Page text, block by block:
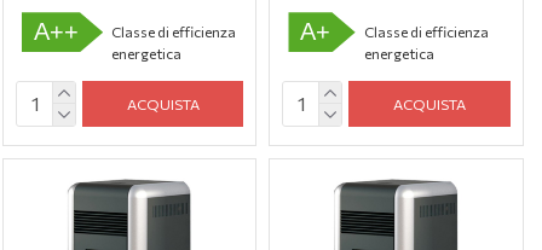
A++
Classe di efficienza
energetica
ACQUISTA
A+
Classe di efficienza
energetica
ACQUISTA